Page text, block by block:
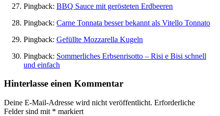
Pingback: BBQ Sauce mit gerösteten Erdbeeren
Pingback: Carne Tonnata besser bekannt als Vitello Tonnato
Pingback: Gefüllte Mozzarella Kugeln
Pingback: Sommerliches Erbsenrisotto – Risi e Bisi schnell
und einfach
Hinterlasse einen Kommentar
Deine E-Mail-Adresse wird nicht veröffentlicht. Erforderliche
Felder sind mit * markiert